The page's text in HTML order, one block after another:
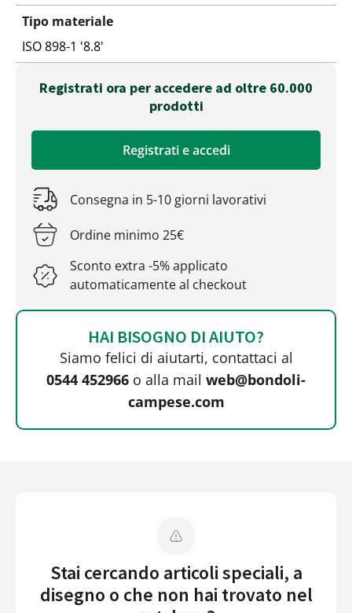
Tipo materiale
ISO 898-1 '8.8'
Registrati ora per accedere ad oltre 60.000
prodotti
Registrati e accedi
Consegna in 5-10 giorni lavorativi
Ordine minimo 25€
Sconto extra -5% applicato
automaticamente al checkout
HAI BISOGNO DI AIUTO?
Siamo felici di aiutarti, contattaci al
0544 452966 o alla mail web@bondoli-
campese.com
Stai cercando articoli speciali, a
disegno o che non hai trovato nel